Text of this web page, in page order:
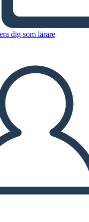
dig som lärare
תנועות
MIG